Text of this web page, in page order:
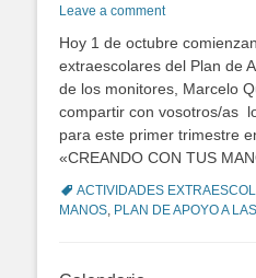
on
Leave a comment
Hoy 1 de octubre
extraescolares del Plan de
de los monitores, Marcelo
compartir con vosotros/as
para este primer trimestre
«CREANDO CON TUS
TagsACTIVIDADES
MANOS, PLAN DE APOYO A